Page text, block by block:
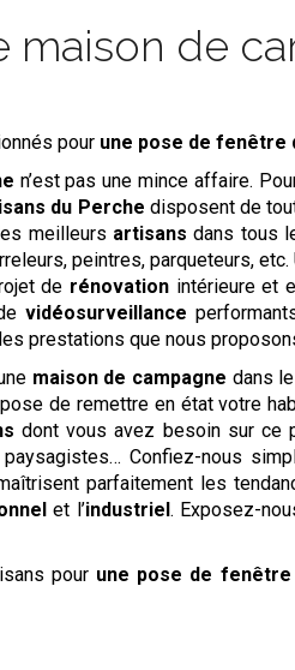
maison de
pour une pose de fenêtre
n’est pas une mince affaire.
du Perche disposent de
meilleurs artisans dans tous
peintres, parqueteurs, etc.
de rénovation intérieure et
vidéosurveillance
prestations que nous
maison de campagne dans le
de remettre en état votre
dont vous avez besoin sur ce
Confiez-nous
parfaitement les
et l’industriel . Exposez-
pour une pose de fenêtre